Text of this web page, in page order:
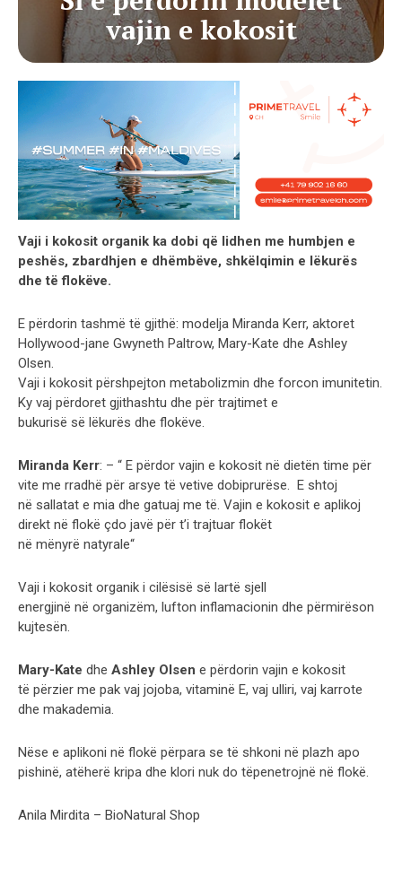
vajin e kokosit
Vaji i kokosit organik ka dobi që lidhen me humbjen e
peshës, zbardhjen e dhëmbëve, shkëlqimin e lëkurës
dhe tëflokëve.
E përdorin tashmë të gjithë: modelja Miranda Kerr, aktoret
Hollywood-jane Gwyneth Paltrow, Mary-Kate dhe Ashley
Olsen.
Vaji i kokosit përshpejton metabolizmin dhe forcon imunitetin.
Ky vaj përdoret gjithashtu dhe për trajtimet e
bukurisë së lëkurës dhe flokëve.
Miranda Kerr: – “ E përdor vajin e kokosit në dietën time për
vite me rradhë për arsye të vetive dobiprurëse. E shtoj
në sallatat e mia dhe gatuaj me të. Vajin e kokosit e aplikoj
direkt në flokë çdo javë për t’i trajtuar flokët
në mënyrë natyrale“
Vaji i kokosit organik i cilësisë së lartë sjell
energjinë në organizëm, lufton inflamacionin dhe përmirëson
kujtesën.
Mary-Kate dhe Ashley Olsen e përdorin vajin e kokosit
të përzier me pak vaj jojoba, vitaminë E, vaj ulliri, vaj karrote
dhe makademia.
Nëse e aplikoni në flokë përpara se të shkoni në plazh apo
pishinë, atëherë kripa dhe klori nuk do tëpenetrojnë në flokë.
Anila Mirdita – BioNatural Shop